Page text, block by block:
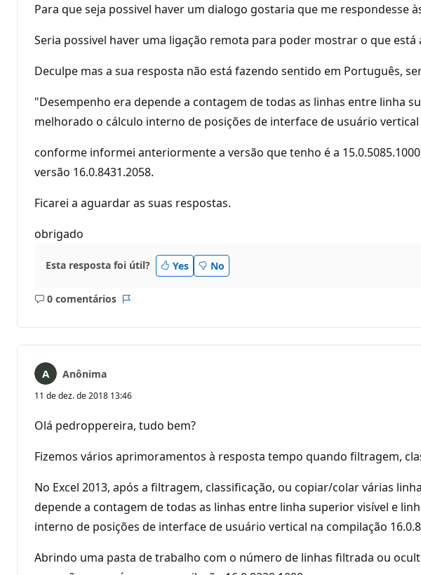
Para que seja possivel haver um dialogo gostaria que me
Seria possivel haver uma ligação remota para poder mostrar o que
Deculpe mas a sua resposta não está fazendo sentido em Português,
"Desempenho era depende a contagem de todas as linhas entre linha
melhorado o cálculo interno de posições de interface de usuário vertical
conforme informei anteriormente a versão que tenho é a
versão 16.0.8431.2058.
Ficarei a aguardar as suas respostas.
obrigado
Esta resposta foi útil? Yes No
0 comentários
Sem
Anônima
11 de dez. de 2018 13:46
Olá pedroppereira, tudo bem?
Fizemos vários aprimoramentos à resposta tempo quando filtragem,
No Excel 2013, após a filtragem, classificação, ou copiar/colar várias
depende a contagem de todas as linhas entre linha superior visível e
interno de posições de interface de usuário vertical na compilação
Abrindo uma pasta de trabalho com o número de linhas filtrada ou